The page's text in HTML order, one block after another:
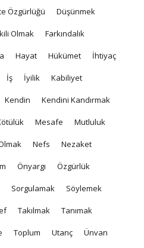
Özgürlüğü Düşünmek
Olmak Farkındalık
Hayat Hükümet İhtiyaç
İş İyilik Kabiliyet
Kendin Kendini Kandırmak
Mesafe Mutluluk
Nefs Nezaket
Önyargı Özgürlük
Sorgulamak Söylemek
Takılmak Tanımak
Toplum Utanç Ünvan